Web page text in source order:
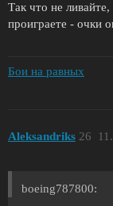
Так что не
проиграете - очки
Бои на равных
Aleksandriks 26
boeing787800: